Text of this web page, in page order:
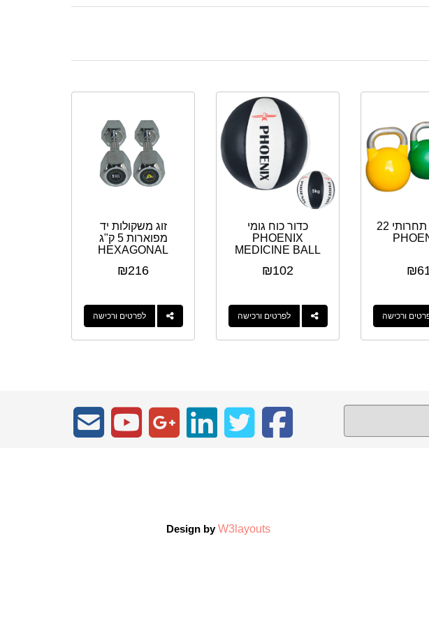
קטלבלס תחרותי 22
₪
ורכישה
כדור כוח גומי
PHOENIX
MEDICINE BALL
₪102
לפרטים ורכישה
זוג משקולות יד
מפוארות 5 ק"ג
HEXAGONAL
₪216
לפרטים ורכישה
Design byW3layouts